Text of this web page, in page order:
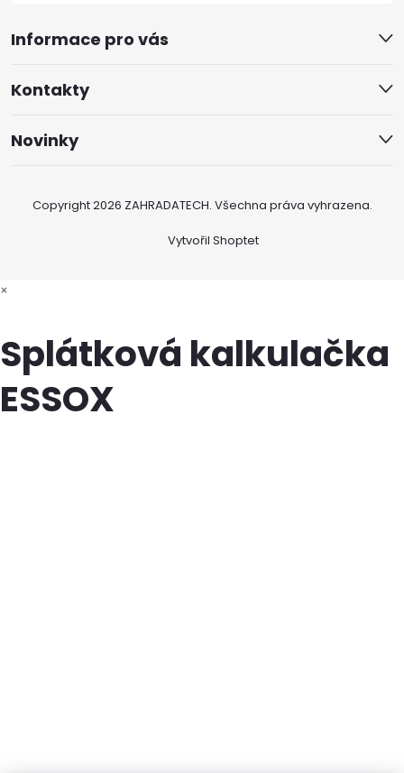
Informace pro vás
Kontakty
Novinky
Vytvořil Shoptet
Copyright 2026 ZAHRADATECH. Všechna práva vyhrazena.
×
Splátková kalkulačka
ESSOX